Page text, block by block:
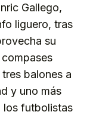
Gallego,
liguero, tras
su
balones a
y uno más
los futbolistas